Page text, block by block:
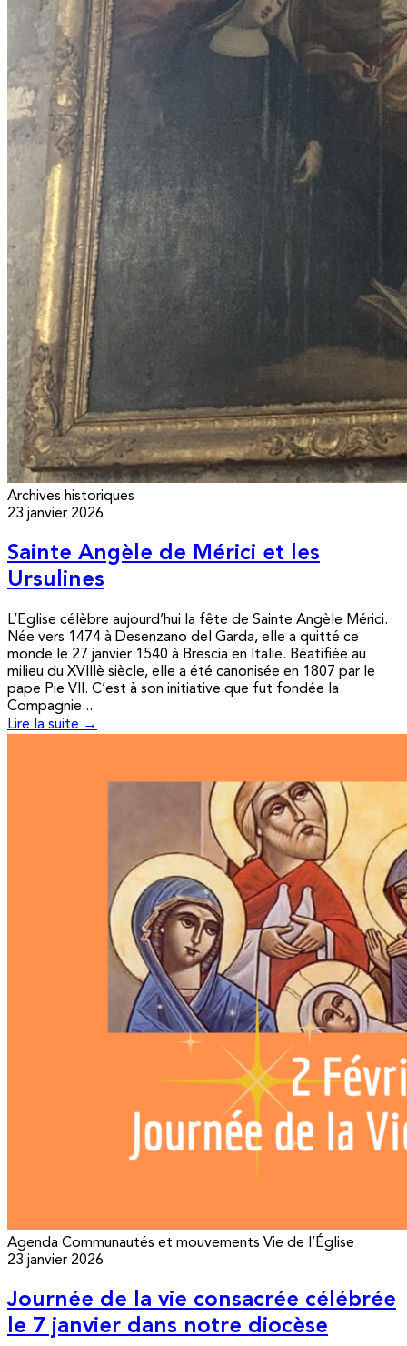
Archives historiques
23 janvier 2026
Sainte Angèle de Mérici et les
Ursulines
L’Eglise célèbre aujourd’hui la fête de Sainte Angèle Mérici.
Née vers 1474 à Desenzano del Garda, elle a quitté ce
monde le 27 janvier 1540 à Brescia en Italie. Béatifiée au
milieu du XVIIIè siècle, elle a été canonisée en 1807 par le
pape Pie VII. C’est à son initiative que fut fondée la
Compagnie...
Lire la suite →
Agenda Communautés et mouvements Vie de l’Église
23 janvier 2026
Journée de la vie consacrée célébrée
le 7 janvier dans notre diocèse